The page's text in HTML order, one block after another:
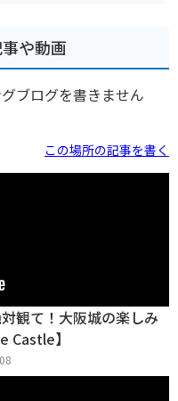
や動画
ブログを書きません
この場所の記事を書く
観て！大阪城の楽しみ
Castle】